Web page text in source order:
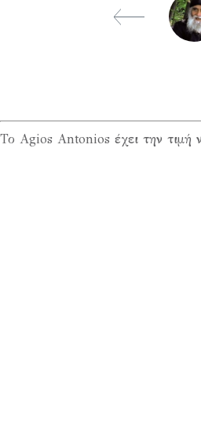
Το Agios Antonios έχει την τιμή